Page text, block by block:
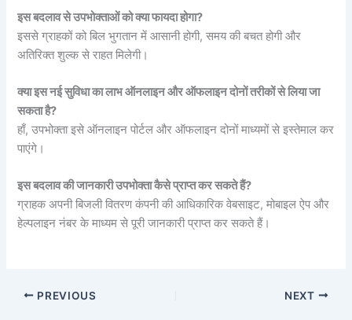
इस बदलाव से उपभोक्ताओं को क्या फायदा होगा?
इससे ग्राहकों को बिल भुगतान में आसानी होगी, समय की बचत होगी और
अतिरिक्त शुल्क से राहत मिलेगी।
क्या इस नई सुविधा का लाभ ऑनलाइन और ऑफलाइन दोनों तरीकों से लिया जा
सकता है?
हाँ, उपभोक्ता इसे ऑनलाइन पोर्टल और ऑफलाइन दोनों माध्यमों से इस्तेमाल कर
पाएंगे।
इस बदलाव की जानकारी उपभोक्ता कैसे प्राप्त कर सकते हैं?
ग्राहक अपनी बिजली वितरण कंपनी की आधिकारिक वेबसाइट, मोबाइल ऐप और
हेल्पलाइन नंबर के माध्यम से पूरी जानकारी प्राप्त कर सकते हैं।
PREVIOUS NEXT